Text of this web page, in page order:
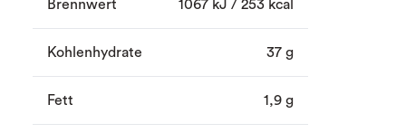
Brennwert 1067 kJ / 253 kcal
Kohlenhydrate 37 g
Fett 1,9 g